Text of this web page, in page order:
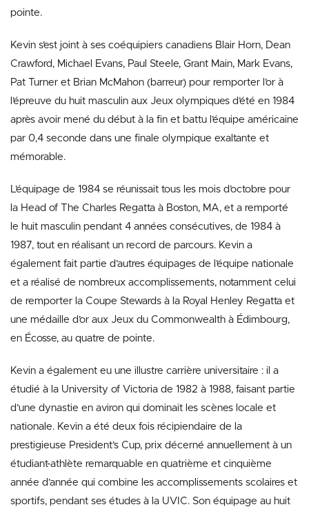
pointe.
Kevin s’est joint à ses coéquipiers canadiens Blair Horn, Dean
Crawford, Michael Evans, Paul Steele, Grant Main, Mark Evans,
Pat Turner et Brian McMahon (barreur) pour remporter l’or à
l’épreuve du huit masculin aux Jeux olympiques d’été en 1984
après avoir mené du début à la fin et battu l’équipe américaine
par 0,4 seconde dans une finale olympique exaltante et
mémorable.
L’équipage de 1984 se réunissait tous les mois d’octobre pour
la Head of The Charles Regatta à Boston, MA, et a remporté
le huit masculin pendant 4 années consécutives, de 1984 à
1987, tout en réalisant un record de parcours. Kevin a
également fait partie d’autres équipages de l’équipe nationale
et a réalisé de nombreux accomplissements, notamment celui
de remporter la Coupe Stewards à la Royal Henley Regatta et
une médaille d’or aux Jeux du Commonwealth à Édimbourg,
en Écosse, au quatre de pointe.
Kevin a également eu une illustre carrière universitaire : il a
étudié à la University of Victoria de 1982 à 1988, faisant partie
d’une dynastie en aviron qui dominait les scènes locale et
nationale. Kevin a été deux fois récipiendaire de la
prestigieuse President’s Cup, prix décerné annuellement à un
étudiant-athlète remarquable en quatrième et cinquième
année d’année qui combine les accomplissements scolaires et
sportifs, pendant ses études à la UVIC. Son équipage au huit